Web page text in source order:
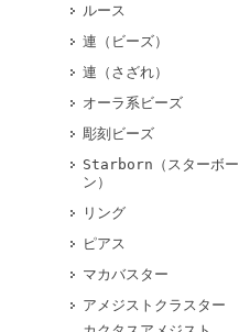
ルース
連（ビーズ）
連（さざれ）
オーラ系ビーズ
彫刻ビーズ
Starborn（スターボー
ン）
リング
ピアス
マカバスター
アメジストクラスター